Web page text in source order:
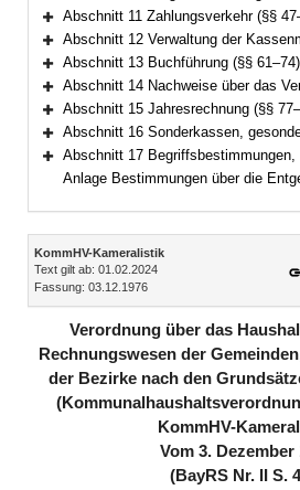
Bereich erweitern
Bereich erweitern
Abschnitt 11 Zahlungsverkehr (§§
Bereich erweitern
Abschnitt 12 Verwaltung der Kassenmittel, der
Bereich erweitern
Abschnitt 13 Buchführung (§§ 61–74)
Bereich erweitern
Abschnitt 14 Nachweise über das
Bereich erweitern
Abschnitt 15 Jahresrechnung (§§
Bereich erweitern
Abschnitt 16 Sonderkassen,
Bereich erweitern
Abschnitt 17 Begriffsbestimmungen, Übergangs-
Anlage Bestimmungen über die
Inhalt
KommHV-Kameralistik
Text gilt ab: 01.02.2024
Fassung: 03.12.1976
Verordnung über das
Rechnungswesen der
der Bezirke nach den
KommHV-
Vom 3. Dezember
(BayRS Nr. II S.